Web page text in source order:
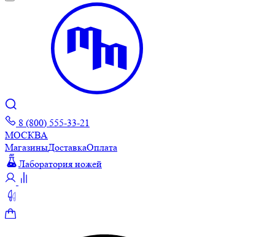
8 (800) 555-33-21
МОСКВА
МагазиныДоставкаОплата
Лаборатория ножей